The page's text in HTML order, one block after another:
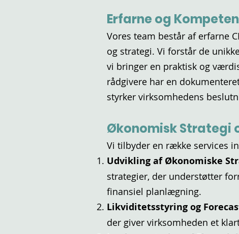
Erfarne og
Vores team består af erfarne
og strategi. Vi forstår de
vi bringer en praktisk og
rådgivere har en
styrker virksomhedens
Økonomisk Strategi
Vi tilbyder en række services
Udvikling af Økonomiske
strategier, der understøtter
finansiel planlægning.
Likviditetsstyring og
der giver virksomheden et